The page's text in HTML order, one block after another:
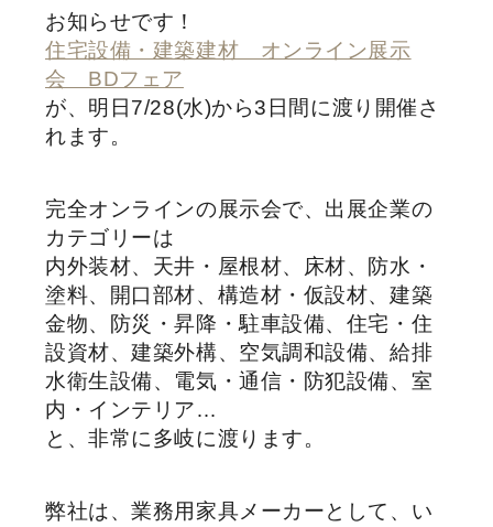
お知らせです！
住宅設備・建築建材 オンライン展示
会 BDフェア
が、明日7/28(水)から3日間に渡り開催さ
れます。
完全オンラインの展示会で、出展企業の
カテゴリーは
内外装材、天井・屋根材、床材、防水・
塗料、開口部材、構造材・仮設材、建築
金物、防災・昇降・駐車設備、住宅・住
設資材、建築外構、空気調和設備、給排
水衛生設備、電気・通信・防犯設備、室
内・インテリア…
と、非常に多岐に渡ります。
弊社は、業務用家具メーカーとして、い